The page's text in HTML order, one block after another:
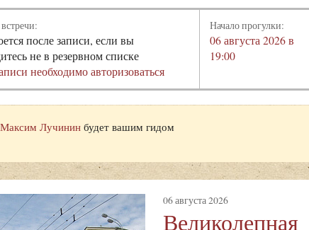
после записи, если вы
не в резервном списке
необходимо авторизоваться
Начало прогулки:
06 августа 2026 в
19:00
Максим Лучинин будет вашим гидом
06 августа 2026
Великолепная